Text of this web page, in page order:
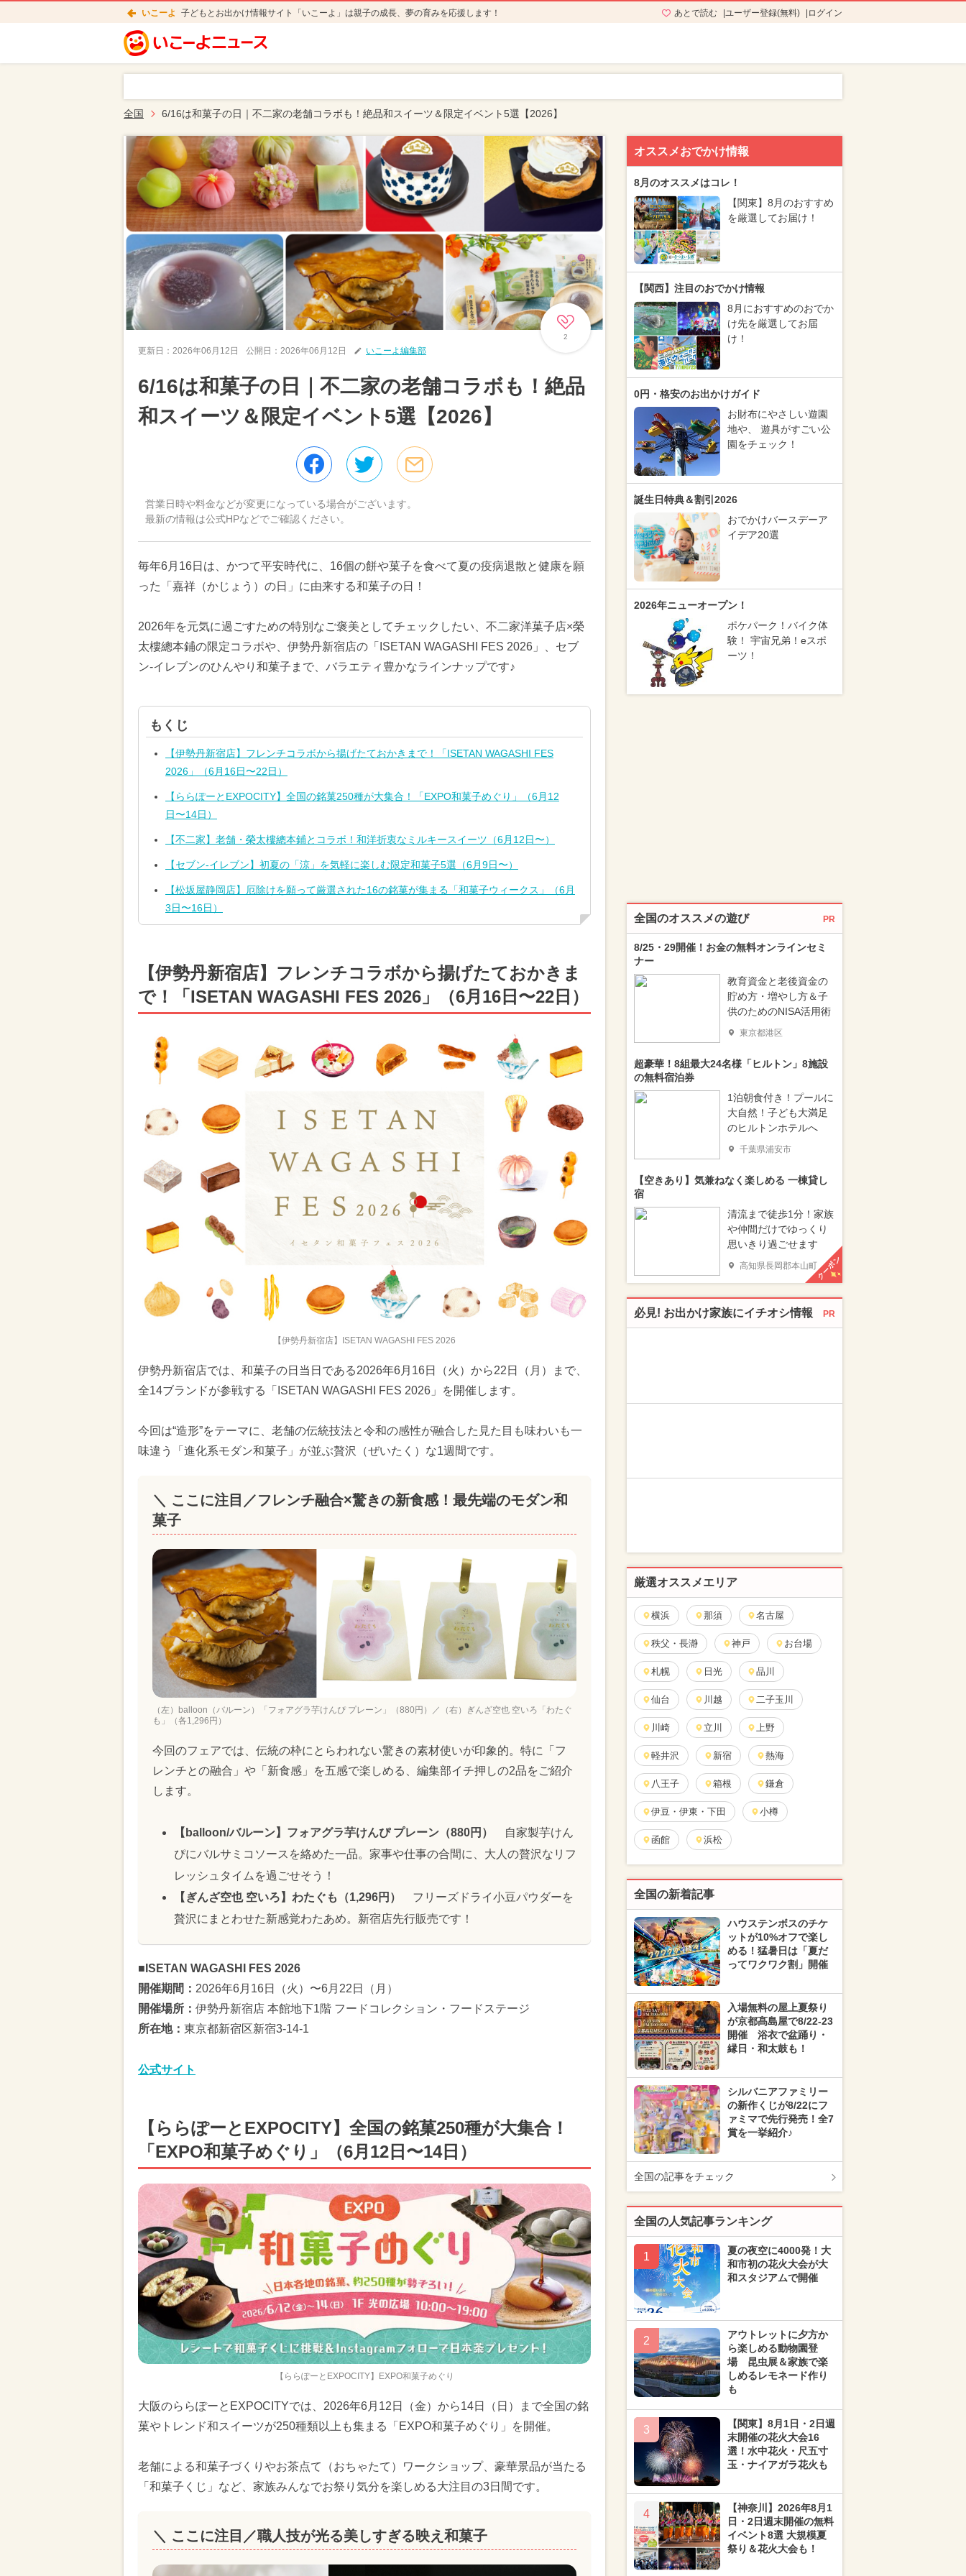
いこーよ 子どもとお出かけ情報サイト「いこーよ」は親子の成長、夢の育みを応援します！ あとで読む ユーザー登録(無料) ログイン
全国 6/16は和菓子の日｜不二家の老舗コラボも！絶品和スイーツ＆限定イベント5選【2026】
2
更新日： 2026年06月12日 公開日： 2026年06月12日 いこーよ編集部
6/16は和菓子の日｜不二家の老舗コラボも！絶品
和スイーツ＆限定イベント5選【2026】
営業日時や料金などが変更になっている場合がございます。
最新の情報は公式HPなどでご確認ください。
毎年6月16日は、かつて平安時代に、16個の餅や菓子を食べて夏の疫病退散と健康を願
った「嘉祥（かじょう）の日」に由来する和菓子の日！
2026年を元気に過ごすための特別なご褒美としてチェックしたい、不二家洋菓子店×榮
太樓總本鋪の限定コラボや、伊勢丹新宿店の「ISETAN WAGASHI FES 2026」、セブ
ン-イレブンのひんやり和菓子まで、バラエティ豊かなラインナップです♪
もくじ
【伊勢丹新宿店】フレンチコラボから揚げたておかきまで！「ISETAN WAGASHI FES
2026」（6月16日〜22日）
【ららぽーとEXPOCITY】全国の銘菓250種が大集合！「EXPO和菓子めぐり」（6月12
日〜14日）
【不二家】老舗・榮太樓總本鋪とコラボ！和洋折衷なミルキースイーツ（6月12日〜）
【セブン‐イレブン】初夏の「涼」を気軽に楽しむ限定和菓子5選（6月9日〜）
【松坂屋静岡店】厄除けを願って厳選された16の銘菓が集まる「和菓子ウィークス」（6月
3日〜16日）
【伊勢丹新宿店】フレンチコラボから揚げたておかきま
で！「ISETAN WAGASHI FES 2026」（6月16日〜22日）
【伊勢丹新宿店】ISETAN WAGASHI FES 2026
伊勢丹新宿店では、和菓子の日当日である2026年6月16日（火）から22日（月）まで、
全14ブランドが参戦する「ISETAN WAGASHI FES 2026」を開催します。
今回は“造形”をテーマに、老舗の伝統技法と令和の感性が融合した見た目も味わいも一
味違う「進化系モダン和菓子」が並ぶ贅沢（ぜいたく）な1週間です。
＼ ここに注目／フレンチ融合×驚きの新食感！最先端のモダン和
菓子
（左）balloon（バルーン）「フォアグラ芋けんぴ プレーン」（880円）／（右）ぎんざ空也 空いろ「わたぐ
も」（各1,296円）
今回のフェアでは、伝統の枠にとらわれない驚きの素材使いが印象的。特に「フ
レンチとの融合」や「新食感」を五感で楽しめる、編集部イチ押しの2品をご紹介
します。
【balloon/バルーン】フォアグラ芋けんぴ プレーン（880円）
自家製芋けん
ぴにバルサミコソースを絡めた一品。家事や仕事の合間に、大人の贅沢なリフ
レッシュタイムを過ごせそう！
【ぎんざ空也 空いろ】わたぐも（1,296円）
フリーズドライ小豆パウダーを
贅沢にまとわせた新感覚わたあめ。新宿店先行販売です！
■ISETAN WAGASHI FES 2026
開催期間： 2026年6月16日（火）〜6月22日（月）
開催場所： 伊勢丹新宿店 本館地下1階 フードコレクション・フードステージ
所在地： 東京都新宿区新宿3-14-1
公式サイト
【ららぽーとEXPOCITY】全国の銘菓250種が大集合！
「EXPO和菓子めぐり」（6月12日〜14日）
【ららぽーとEXPOCITY】EXPO和菓子めぐり
大阪のららぽーとEXPOCITYでは、2026年6月12日（金）から14日（日）まで全国の銘
菓やトレンド和スイーツが250種類以上も集まる「EXPO和菓子めぐり」を開催。
老舗による和菓子づくりやお茶点て（おちゃたて）ワークショップ、豪華景品が当たる
「和菓子くじ」など、家族みんなでお祭り気分を楽しめる大注目の3日間です。
＼ ここに注目／職人技が光る美しすぎる映え和菓子
オススメおでかけ情報
8月のオススメはコレ！
【関東】8月のおすすめ
を厳選してお届け！
【関西】注目のおでかけ情報
8月におすすめのおでか
け先を厳選してお届
け！
0円・格安のお出かけガイド
お財布にやさしい遊園
地や、 遊具がすごい公
園をチェック！
誕生日特典＆割引2026
おでかけバースデーア
イデア20選
2026年ニューオープン！
ポケパーク！バイク体
験！ 宇宙兄弟！eスポ
ーツ！
全国のオススメの遊び PR
8/25・29開催！お金の無料オンラインセミ
ナー
教育資金と老後資金の
貯め方・増やし方＆子
供のためのNISA活用術
東京都港区
超豪華！8組最大24名様「ヒルトン」8施設
の無料宿泊券
1泊朝食付き！プールに
大自然！子ども大満足
のヒルトンホテルへ
千葉県浦安市
【空きあり】気兼ねなく楽しめる 一棟貸し
宿
清流まで徒歩1分！家族
や仲間だけでゆっくり
思いきり過ごせます
高知県長岡郡本山町クーポン
必見! お出かけ家族にイチオシ情報 PR
厳選オススメエリア
横浜 那須 名古屋
秩父・長瀞 神戸 お台場
札幌 日光 品川
仙台 川越 二子玉川
川崎 立川 上野
軽井沢 新宿 熱海
八王子 箱根 鎌倉
伊豆・伊東・下田 小樽
函館 浜松
全国の新着記事
ハウステンボスのチケ
ットが10%オフで楽し
める！猛暑日は「夏だ
ってワクワク割」開催
入場無料の屋上夏祭り
が京都髙島屋で8/22-23
開催 浴衣で盆踊り・
縁日・和太鼓も！
シルバニアファミリー
の新作くじが8/22にフ
ァミマで先行発売！全7
賞を一挙紹介♪
全国の記事をチェック
全国の人気記事ランキング
1
夏の夜空に4000発！大
和市初の花火大会が大
和スタジアムで開催
2
アウトレットに夕方か
ら楽しめる動物園登
場 昆虫展＆家族で楽
しめるレモネード作り
も
3
【関東】8月1日・2日週
末開催の花火大会16
選！水中花火・尺五寸
玉・ナイアガラ花火も
4
【神奈川】2026年8月1
日・2日週末開催の無料
イベント8選 大規模夏
祭り＆花火大会も！